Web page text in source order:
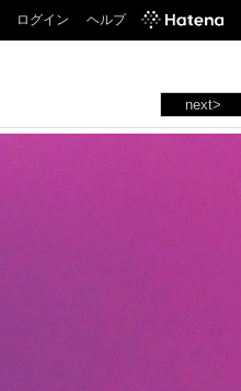
ログイン ヘルプ
next>